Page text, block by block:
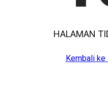
HALAMAN
Kembali ke